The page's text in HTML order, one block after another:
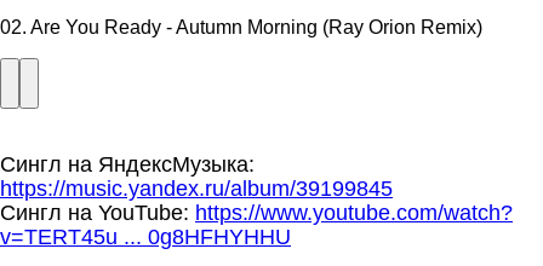
02. Are You Ready - Autumn Morning (Ray Orion Remix)
Сингл на ЯндексМузыка:
https://music.yandex.ru/album/39199845
Сингл на YouTube: https://www.youtube.com/watch?
v=TERT45u ... 0g8HFHYHHU